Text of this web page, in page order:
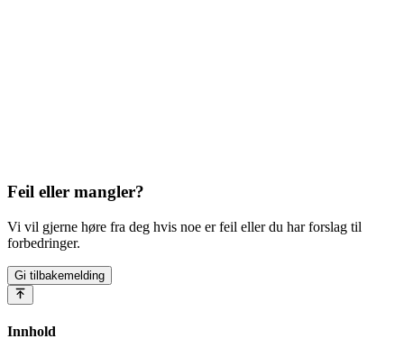
Feil eller mangler?
Vi vil gjerne høre fra deg hvis noe er feil eller du har forslag til
forbedringer.
Gi tilbakemelding
Innhold